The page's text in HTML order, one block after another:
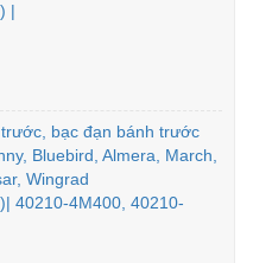
|
bạc đạn bánh trước
Bluebird, Almera, March,
Wingrad
40210-4M400, 40210-